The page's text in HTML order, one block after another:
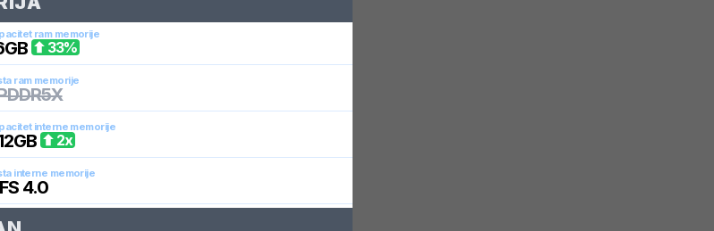
ram memorije
GB 33%
ram memorije
interne memorije
GB 2x
interne memorije
4.0